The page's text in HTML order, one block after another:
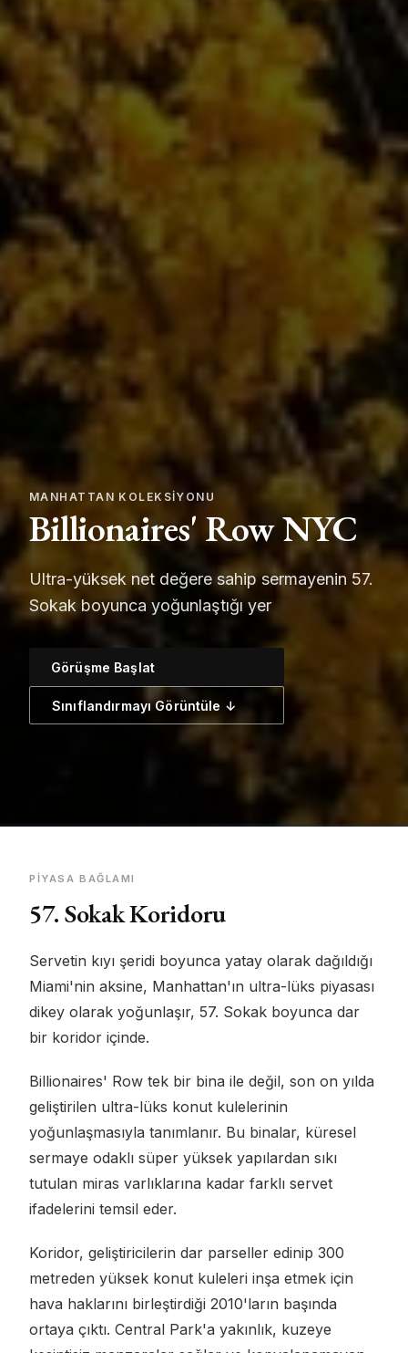
MANHATTAN KOLEKSIYONU
Billionaires' Row NYC
Ultra-yüksek net değere sahip sermayenin 57.
Sokak boyunca yoğunlaştığı yer
Görüşme Başlat
Sınıflandırmayı Görüntüle ↓
PIYASA BAĞLAMI
57. Sokak Koridoru
Servetin kıyı şeridi boyunca yatay olarak dağıldığı
Miami'nin aksine, Manhattan'ın ultra-lüks piyasası
dikey olarak yoğunlaşır, 57. Sokak boyunca dar
bir koridor içinde.
Billionaires' Row tek bir bina ile değil, son on yılda
geliştirilen ultra-lüks konut kulelerinin
yoğunlaşmasıyla tanımlanır. Bu binalar, küresel
sermaye odaklı süper yüksek yapılardan sıkı
tutulan miras varlıklarına kadar farklı servet
ifadelerini temsil eder.
Koridor, geliştiricilerin dar parseller edinip 300
metreden yüksek konut kuleleri inşa etmek için
hava haklarını birleştirdiği 2010'ların başında
ortaya çıktı. Central Park'a yakınlık, kuzeye